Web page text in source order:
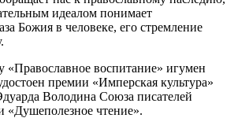
идеалом понимает
Божия в человеке, его стремление
«Православное воспитание» игумен
премии «Имперская культура»
Володина Союза писателей
«Душеполезное чтение».